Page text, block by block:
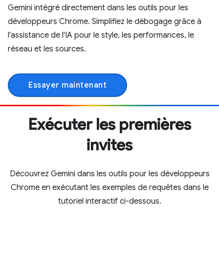
Gemini intégré directement dans les outils pour les
développeurs Chrome. Simplifiez le débogage grâce à
l'assistance de l'IA pour le style, les performances, le
réseau et les sources.
Essayer maintenant
Exécuter les premières
invites
Découvrez Gemini dans les outils pour les développeurs
Chrome en exécutant les exemples de requêtes dans le
tutoriel interactif ci-dessous.